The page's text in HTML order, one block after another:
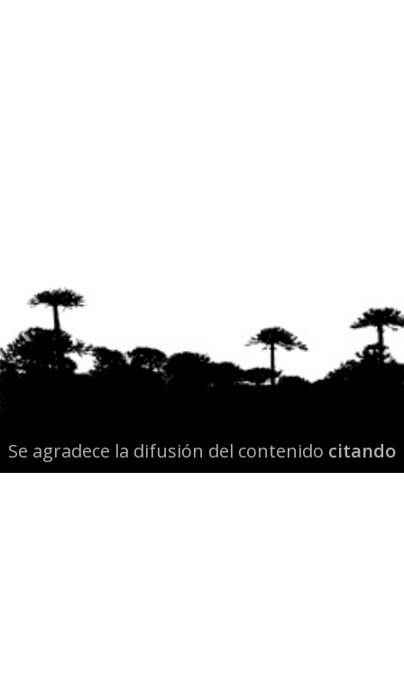
Se agradece la difusión del contenido citando
la fuente www.mapuexpress.org